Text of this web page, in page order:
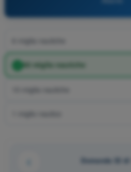
60 miglia nautiche
Domanda 32 di